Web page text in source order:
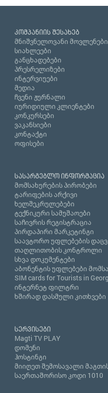
კომპანიის შესახებ
მნიშვნელოვანი მოვლენები
სიახლეები
განცხადებები
პრესრელიზები
ინტერვიუები
მედია
ჩვენი ჟურნალი
იურიდიული კლიენტები
კონკურსები
ვაკანსიები
კონტაქტი
ოფისები
სასარგებლო ინფორმაცია
მომსახურების პირობები
ტარიფების არქივი
ხელშეკრულებები
ტექნიკური სამუშაოები
საჩივრის რეგისტრაცია
პირდაპირი მარკეტინგი
საავტორო უფლებების
თაღლითობის კონტროლი
სხვა დოკუმენტები
აბონენტის უფლებები
SIM cards for Tourists in
ინტერნეტ ფილტრი
ხშირად დასმული კითხვები
სერვისები
Magti TV PLAY
დომენი
ჰოსტინგი
მიიღეთ შემოსავალი
საერთაშორისო კოდი 1010